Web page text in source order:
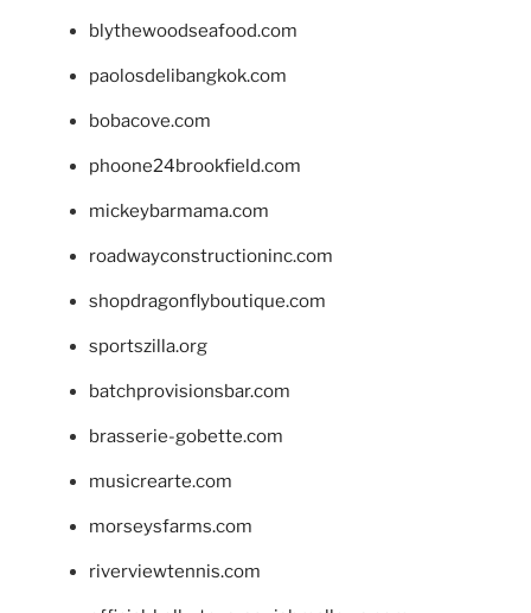
blythewoodseafood.com
paolosdelibangkok.com
bobacove.com
phoone24brookfield.com
mickeybarmama.com
roadwayconstructioninc.com
shopdragonflyboutique.com
sportszilla.org
batchprovisionsbar.com
brasserie-gobette.com
musicrearte.com
morseysfarms.com
riverviewtennis.com